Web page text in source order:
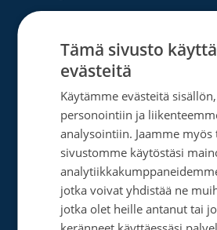
Liity kuukausilahjoittajaksi
Tee kertalahjoitus
Tee muistolahja
Perusta merkkipäiväkeräys
Perusta muistokeräys
Perusta oma keräyksesi
Tämä sivusto
evästeitä
Käytämme evästeitä
personointiin ja
analysointiin. Jaamme myös
sivustomme käytöstäsi
jotka voivat yhdistää ne
jotka olet heille antanut tai